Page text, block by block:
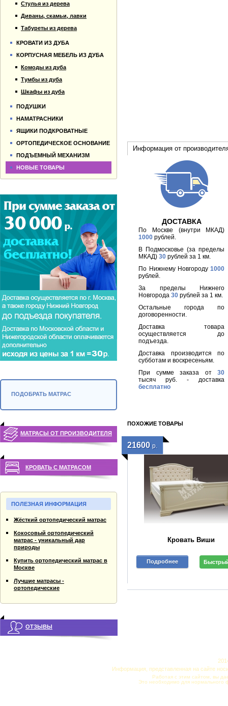
Информация от
ДОСТАВКА
По Москве (внутри МКАД)
1000 рублей.
В Подмосковье (за пределы
МКАД)30 рублей за 1 км.
По Нижнему Новгороду1000
рублей.
За пределы Нижнего
Новгорода30 рублей за 1 км.
Остальные города по
договоренности.
Доставка товара
осуществляется до
подъезда.
Доставка производится по
субботам и воскресеньям.
При сумме заказа от30
тысяч руб. - доставка
бесплатно
ПОХОЖИЕ ТОВАРЫ
21600 р.
Кровать Виши
Подробнее
Стулья из дерева
Диваны, скамьи, лавки
Табуреты из дерева
КРОВАТИ ИЗ ДУБА
КОРПУСНАЯ МЕБЕЛЬ ИЗ ДУБА
Комоды из дуба
Тумбы из дуба
Шкафы из дуба
ПОДУШКИ
НАМАТРАСНИКИ
ЯЩИКИ ПОДКРОВАТНЫЕ
ОРТОПЕДИЧЕСКОЕ ОСНОВАНИЕ
ПОДЪЕМНЫЙ МЕХАНИЗМ
НОВЫЕ ТОВАРЫ
ПОДОБРАТЬ МАТРАС
МАТРАСЫ ОТ ПРОИЗВОДИТЕЛЯ
КРОВАТЬ С МАТРАСОМ
ПОЛЕЗНАЯ ИНФОРМАЦИЯ
Жёсткий ортопедический матрас
Кокосовый ортопедический
матрас - уникальный дар
природы
Купить ортопедический матрас в
Москве
Лучшие матрасы -
ортопедические
ОТЗЫВЫ
Информация, представленная на сайте
Работая с этим сайтом, вы
Это необходимо для нормального